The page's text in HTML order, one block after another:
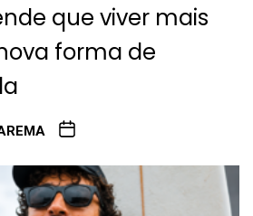
que viver mais
forma de